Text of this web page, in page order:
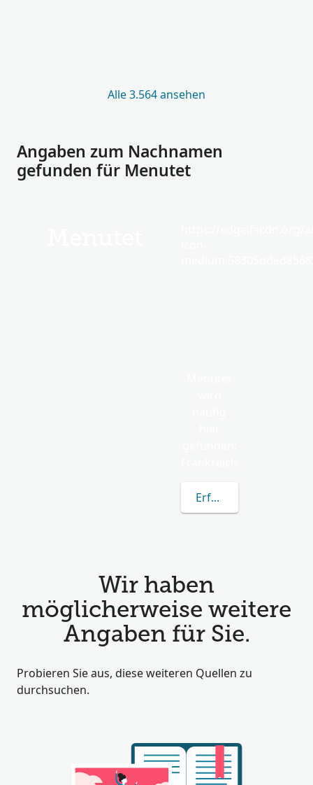
Alle 3.564 ansehen
Angaben zum Nachnamen
gefunden für Menutet
Erfahren Sie mehr
Wir haben
möglicherweise weitere
Angaben für Sie.
Probieren Sie aus, diese weiteren Quellen zu
durchsuchen.